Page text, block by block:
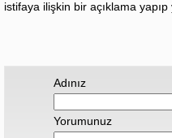
istifaya ilişkin bir açıklama
Adınız
Yorumunuz